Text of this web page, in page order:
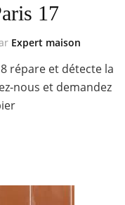
17
Expert maison
répare et détecte la
nous et demandez